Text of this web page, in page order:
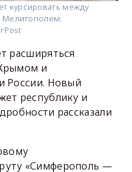
курсировать между
расширяться
и
России. Новый
республику и
рассказали
«Симферополь —